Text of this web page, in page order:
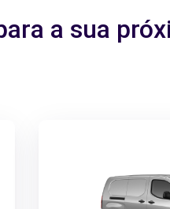
a sua